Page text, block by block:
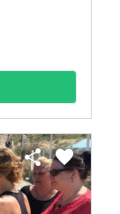
share favorite